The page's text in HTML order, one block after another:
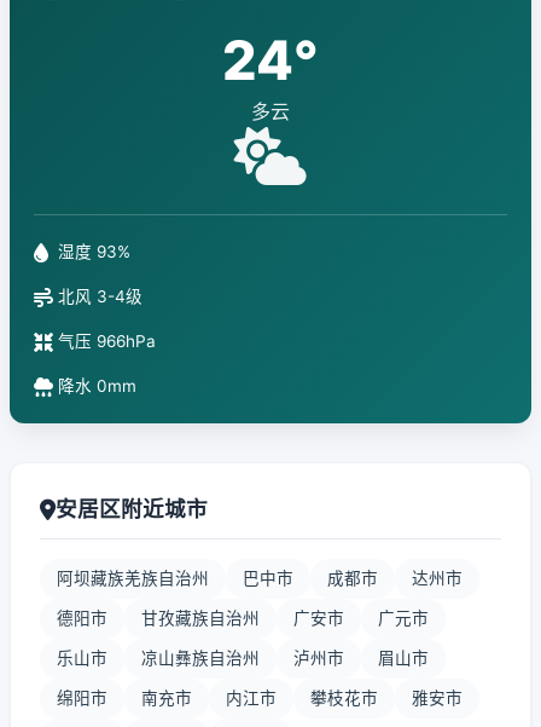
24°
多云
湿度 93%
北风 3-4级
气压 966hPa
降水 0mm
安居区附近城市
阿坝藏族羌族自治州 巴中市 成都市 达州市
德阳市 甘孜藏族自治州 广安市 广元市
乐山市 凉山彝族自治州 泸州市 眉山市
绵阳市 南充市 内江市 攀枝花市 雅安市